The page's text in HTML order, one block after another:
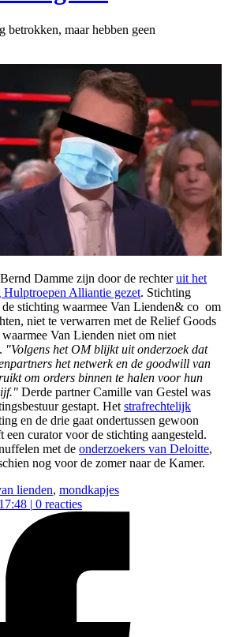
maar hebben geen
Damme zijn door de rechteruit het
Hulptroepen Alliantie gezet. Stichting
stichting waarmee Van Lienden& co om
niet te verwarren met de Relief Goods
Van Lienden niet om niet
"Volgens het OM blijkt uit onderzoek dat
het netwerk en de goodwill van
om orders binnen te halen voor hun
Derde partner Camille van Gestel was
gestapt. Het strafrechtelijk
en de drie gaat ondertussen gewoon
een curator voor de stichting aangesteld.
met de onderzoekers van Deloitte,
nog voor de zomer naar de Kamer.
lienden, mondkapjes
| 0 reacties